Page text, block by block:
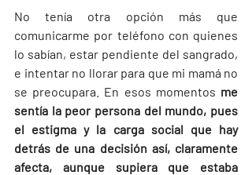
No tenía otra opción más que
comunicarme por teléfono con quienes
lo sabían, estar pendiente del sangrado,
e intentar no llorar para que mi mamá no
se preocupara. En esos momentos me
sentía la peor persona del mundo, pues
el estigma y la carga social que hay
detrás de una decisión así, claramente
afecta, aunque supiera que estaba